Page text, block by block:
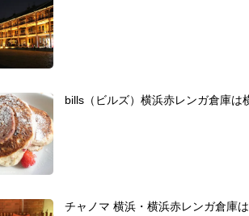
bills（ビルズ）横浜赤レンガ倉庫は
チャノマ 横浜・横浜赤レンガ倉庫